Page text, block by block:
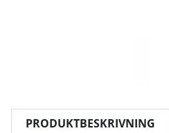
PRODUKTBESKRIVNING